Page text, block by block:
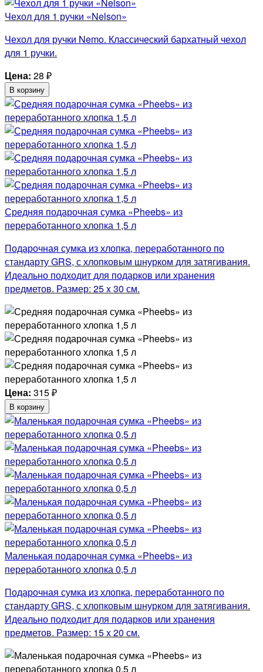
Чехол для 1 ручки «Nelson»
Чехол для ручки Nemo. Классический бархатный чехол
для 1 ручки.
Цена: 28 ₽
В корзину
Средняя подарочная сумка «Pheebs» из
переработанного хлопка 1,5 л
Подарочная сумка из хлопка, переработанного по
стандарту GRS, с хлопковым шнурком для затягивания.
Идеально подходит для подарков или хранения
предметов. Размер: 25 x 30 см.
Цена: 315₽
В корзину
Маленькая подарочная сумка «Pheebs» из
переработанного хлопка 0,5 л
Подарочная сумка из хлопка, переработанного по
стандарту GRS, с хлопковым шнурком для затягивания.
Идеально подходит для подарков или хранения
предметов. Размер: 15 x 20 см.